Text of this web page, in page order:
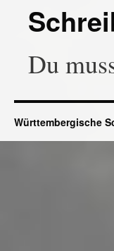
Du
Württembergische